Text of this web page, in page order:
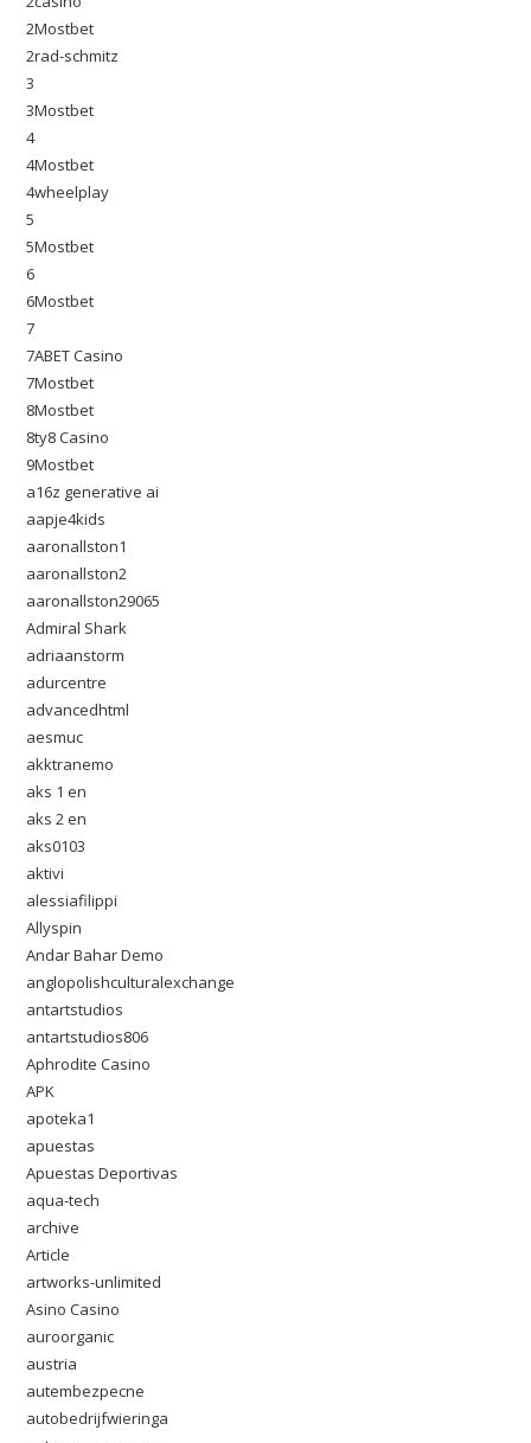
2Mostbet
2rad-schmitz
3
3Mostbet
4
4Mostbet
4wheelplay
5
5Mostbet
6
6Mostbet
7
7ABET Casino
7Mostbet
8Mostbet
8ty8 Casino
9Mostbet
a16z generative ai
aapje4kids
aaronallston1
aaronallston2
aaronallston29065
Admiral Shark
adriaanstorm
adurcentre
advancedhtml
aesmuc
akktranemo
aks 1 en
aks 2 en
aks0103
aktivi
alessiafilippi
Allyspin
Andar Bahar Demo
anglopolishculturalexchange
antartstudios
antartstudios806
Aphrodite Casino
APK
apoteka1
apuestas
Apuestas Deportivas
aqua-tech
archive
Article
artworks-unlimited
Asino Casino
auroorganic
austria
autembezpecne
autobedrijfwieringa